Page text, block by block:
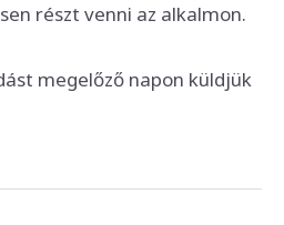
részt venni az alkalmon.
megelőző napon küldjük